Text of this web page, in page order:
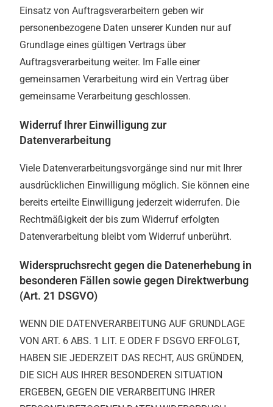
Einsatz von Auftragsverarbeitern geben wir
personenbezogene Daten unserer Kunden nur auf
Grundlage eines gültigen Vertrags über
Auftragsverarbeitung weiter. Im Falle einer
gemeinsamen Verarbeitung wird ein Vertrag über
gemeinsame Verarbeitung geschlossen.
Widerruf Ihrer Einwilligung zur
Datenverarbeitung
Viele Datenverarbeitungsvorgänge sind nur mit Ihrer
ausdrücklichen Einwilligung möglich. Sie können eine
bereits erteilte Einwilligung jederzeit widerrufen. Die
Rechtmäßigkeit der bis zum Widerruf erfolgten
Datenverarbeitung bleibt vom Widerruf unberührt.
Widerspruchsrecht gegen die Datenerhebung in
besonderen Fällen sowie gegen Direktwerbung
(Art. 21 DSGVO)
WENN DIE DATENVERARBEITUNG AUF GRUNDLAGE
VON ART. 6 ABS. 1 LIT. E ODER F DSGVO ERFOLGT,
HABEN SIE JEDERZEIT DAS RECHT, AUS GRÜNDEN,
DIE SICH AUS IHRER BESONDEREN SITUATION
ERGEBEN, GEGEN DIE VERARBEITUNG IHRER